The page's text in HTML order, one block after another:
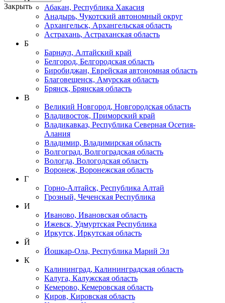
Закрыть
Абакан, Республика Хакасия
Анадырь, Чукотский автономный округ
Архангельск, Архангельская область
Астрахань, Астраханская область
Б
Барнаул, Алтайский край
Белгород, Белгородская область
Биробиджан, Еврейская автономная область
Благовещенск, Амурская область
Брянск, Брянская область
В
Великий Новгород, Новгородская область
Владивосток, Приморский край
Владикавказ, Республика Северная Осетия-
Алания
Владимир, Владимирская область
Волгоград, Волгоградская область
Вологда, Вологодская область
Воронеж, Воронежская область
Г
Горно-Алтайск, Республика Алтай
Грозный, Чеченская Республика
И
Иваново, Ивановская область
Ижевск, Удмуртская Республика
Иркутск, Иркутская область
Й
Йошкар-Ола, Республика Марий Эл
К
Калининград, Калининградская область
Калуга, Калужская область
Кемерово, Кемеровская область
Киров, Кировская область